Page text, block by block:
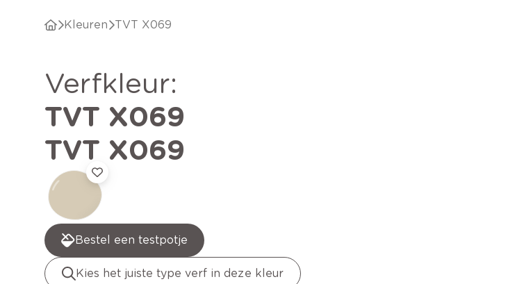
Kleuren TVT X069
verfkleur:
TVT X069
TVT X069
Bestel een testpotje
Kies het juiste type verf in deze kleur